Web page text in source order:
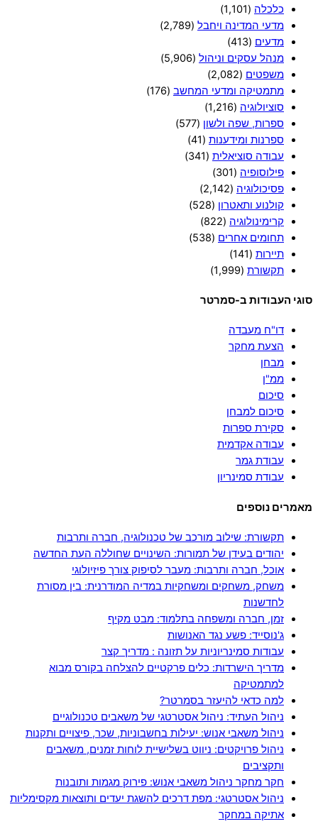
כלכלה (1,101)
מדעי המדינה ויחבל (2,789)
מדעים (413)
מנהל עסקים וניהול (5,906)
משפטים (2,082)
מתמטיקה ומדעי המחשב (176)
סוציולוגיה (1,216)
ספרות, שפה ולשון (577)
ספרנות ומידענות (41)
עבודה סוציאלית (341)
פילוסופיה (301)
פסיכולוגיה (2,142)
קולנוע ותאטרון (528)
קרימינולוגיה (822)
תחומים אחרים (538)
תיירות (141)
תקשורת (1,999)
סוגי העבודות ב-סמרטר
דו"ח מעבדה
הצעת מחקר
מבחן
ממ"ן
סיכום
סיכום למבחן
סקירת ספרות
עבודה אקדמית
עבודת גמר
עבודת סמינריון
מאמרים נוספים
תקשורת: שילוב מורכב של טכנולוגיה, חברה ותרבות
יהודים בעידן של תמורות: השינויים שחוללה העת החדשה
אוכל, חברה ותרבות: מעבר לסיפוק צורך פיזיולוגי
משחק, משחקים ומשחקיות במדיה המודרנית: בין מסורת
לחדשנות
זמן, חברה ומשפחה בתלמוד: מבט מקיף
ג'נוסייד: פשע נגד האנושות
עבודות סמינריוניות על תזונה : מדריך קצר
מדריך הישרדות: כלים פרקטיים להצלחה בקורס מבוא
למתמטיקה
למה כדאי להיעזר בסמרטר?
ניהול העתיד: ניהול אסטרטגי של משאבים טכנולוגיים
ניהול משאבי אנוש: יעילות בחשבוניות, שכר, פיצויים ותקנות
ניהול פרויקטים: ניווט בשלישיית לוחות זמנים, משאבים
ותקציבים
חקר מחקר ניהול משאבי אנוש: פירוק מגמות ותובנות
ניהול אסטרטגי: מפת דרכים להשגת יעדים ותוצאות מקסימליות
אתיקה במחקר